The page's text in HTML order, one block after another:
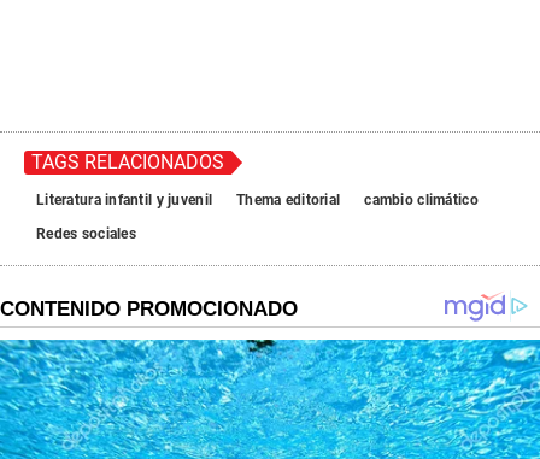
TAGS RELACIONADOS
Literatura infantil y juvenil Thema editorial
cambio climático
Redes sociales